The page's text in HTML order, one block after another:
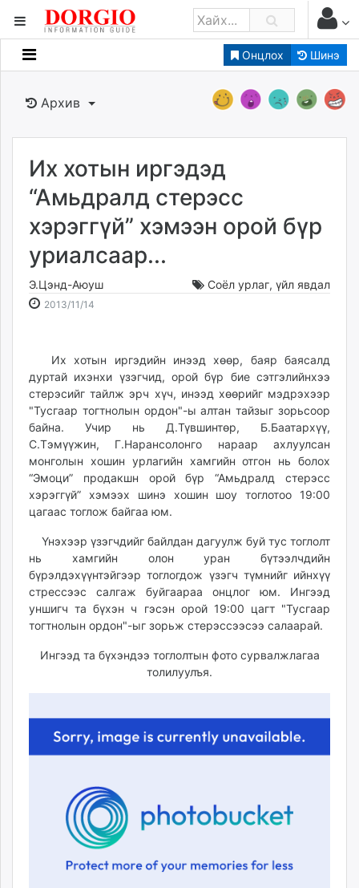
Онцлох Шинэ
Мэдээллийн
Банк санхүү
Бизнес ААН
Төрийн
dorgio.mn
Gogo.mn
caak.mn
news.mn
zindaa.mn
ikon.mn
mnb.mn
Livetv.mn
Eguur.mn
24tsag.mn
shuud.mn
eagle.mn
ergelt.mn
zuv.mn
mminfo.mn
ugluu.mn
urlag.mn
unen.mn
unuudur.mn
isee.mn
tumen.mn
Архив
Их хотын иргэдэд
“Амьдралд стерэсс
хэрэггүй” хэмээн орой бүр
уриалсаар...
Э.Цэнд-Аюуш Соёл урлаг, үйл явдал
2013/11/14
22:13:40
04:46:58
Их хотын иргэдийн инээд хөөр, баяр баясалд
дуртай ихэнхи үзэгчид, орой бүр бие сэтгэлийнхээ
стерэсийг тайлж эрч хүч, инээд хөөрийг мэдрэхээр
"Тусгаар тогтнолын ордон"-ы алтан тайзыг зорьсоор
байна. Учир нь Д.Түвшинтөр, Б.Баатархүү,
С.Тэмүүжин, Г.Нарансолонго нараар ахлуулсан
монголын хошин урлагийн хамгийн отгон нь болох
“Эмоци” продакшн орой бүр “Амьдралд стерэсс
хэрэггүй” хэмээх шинэ хошин шоу тоглотоо 19:00
цагаас тоглож байгаа юм.
Үнэхээр үзэгчдийг байлдан дагуулж буй тус тоглолт
нь хамгийн олон уран бүтээлчдийн
бүрэлдэхүүнтэйгээр тоглогдож үзэгч түмнийг ийнхүү
стрессээс салгаж буйгаараа онцлог юм. Ингээд
уншигч та бүхэн ч гэсэн орой 19:00 цагт "Тусгаар
тогтнолын ордон"-ыг зорьж стерэссээсээ салаарай.
Ингээд та бүхэндээ тоглолтын фото сурвалжлагаа
толилуулъя.